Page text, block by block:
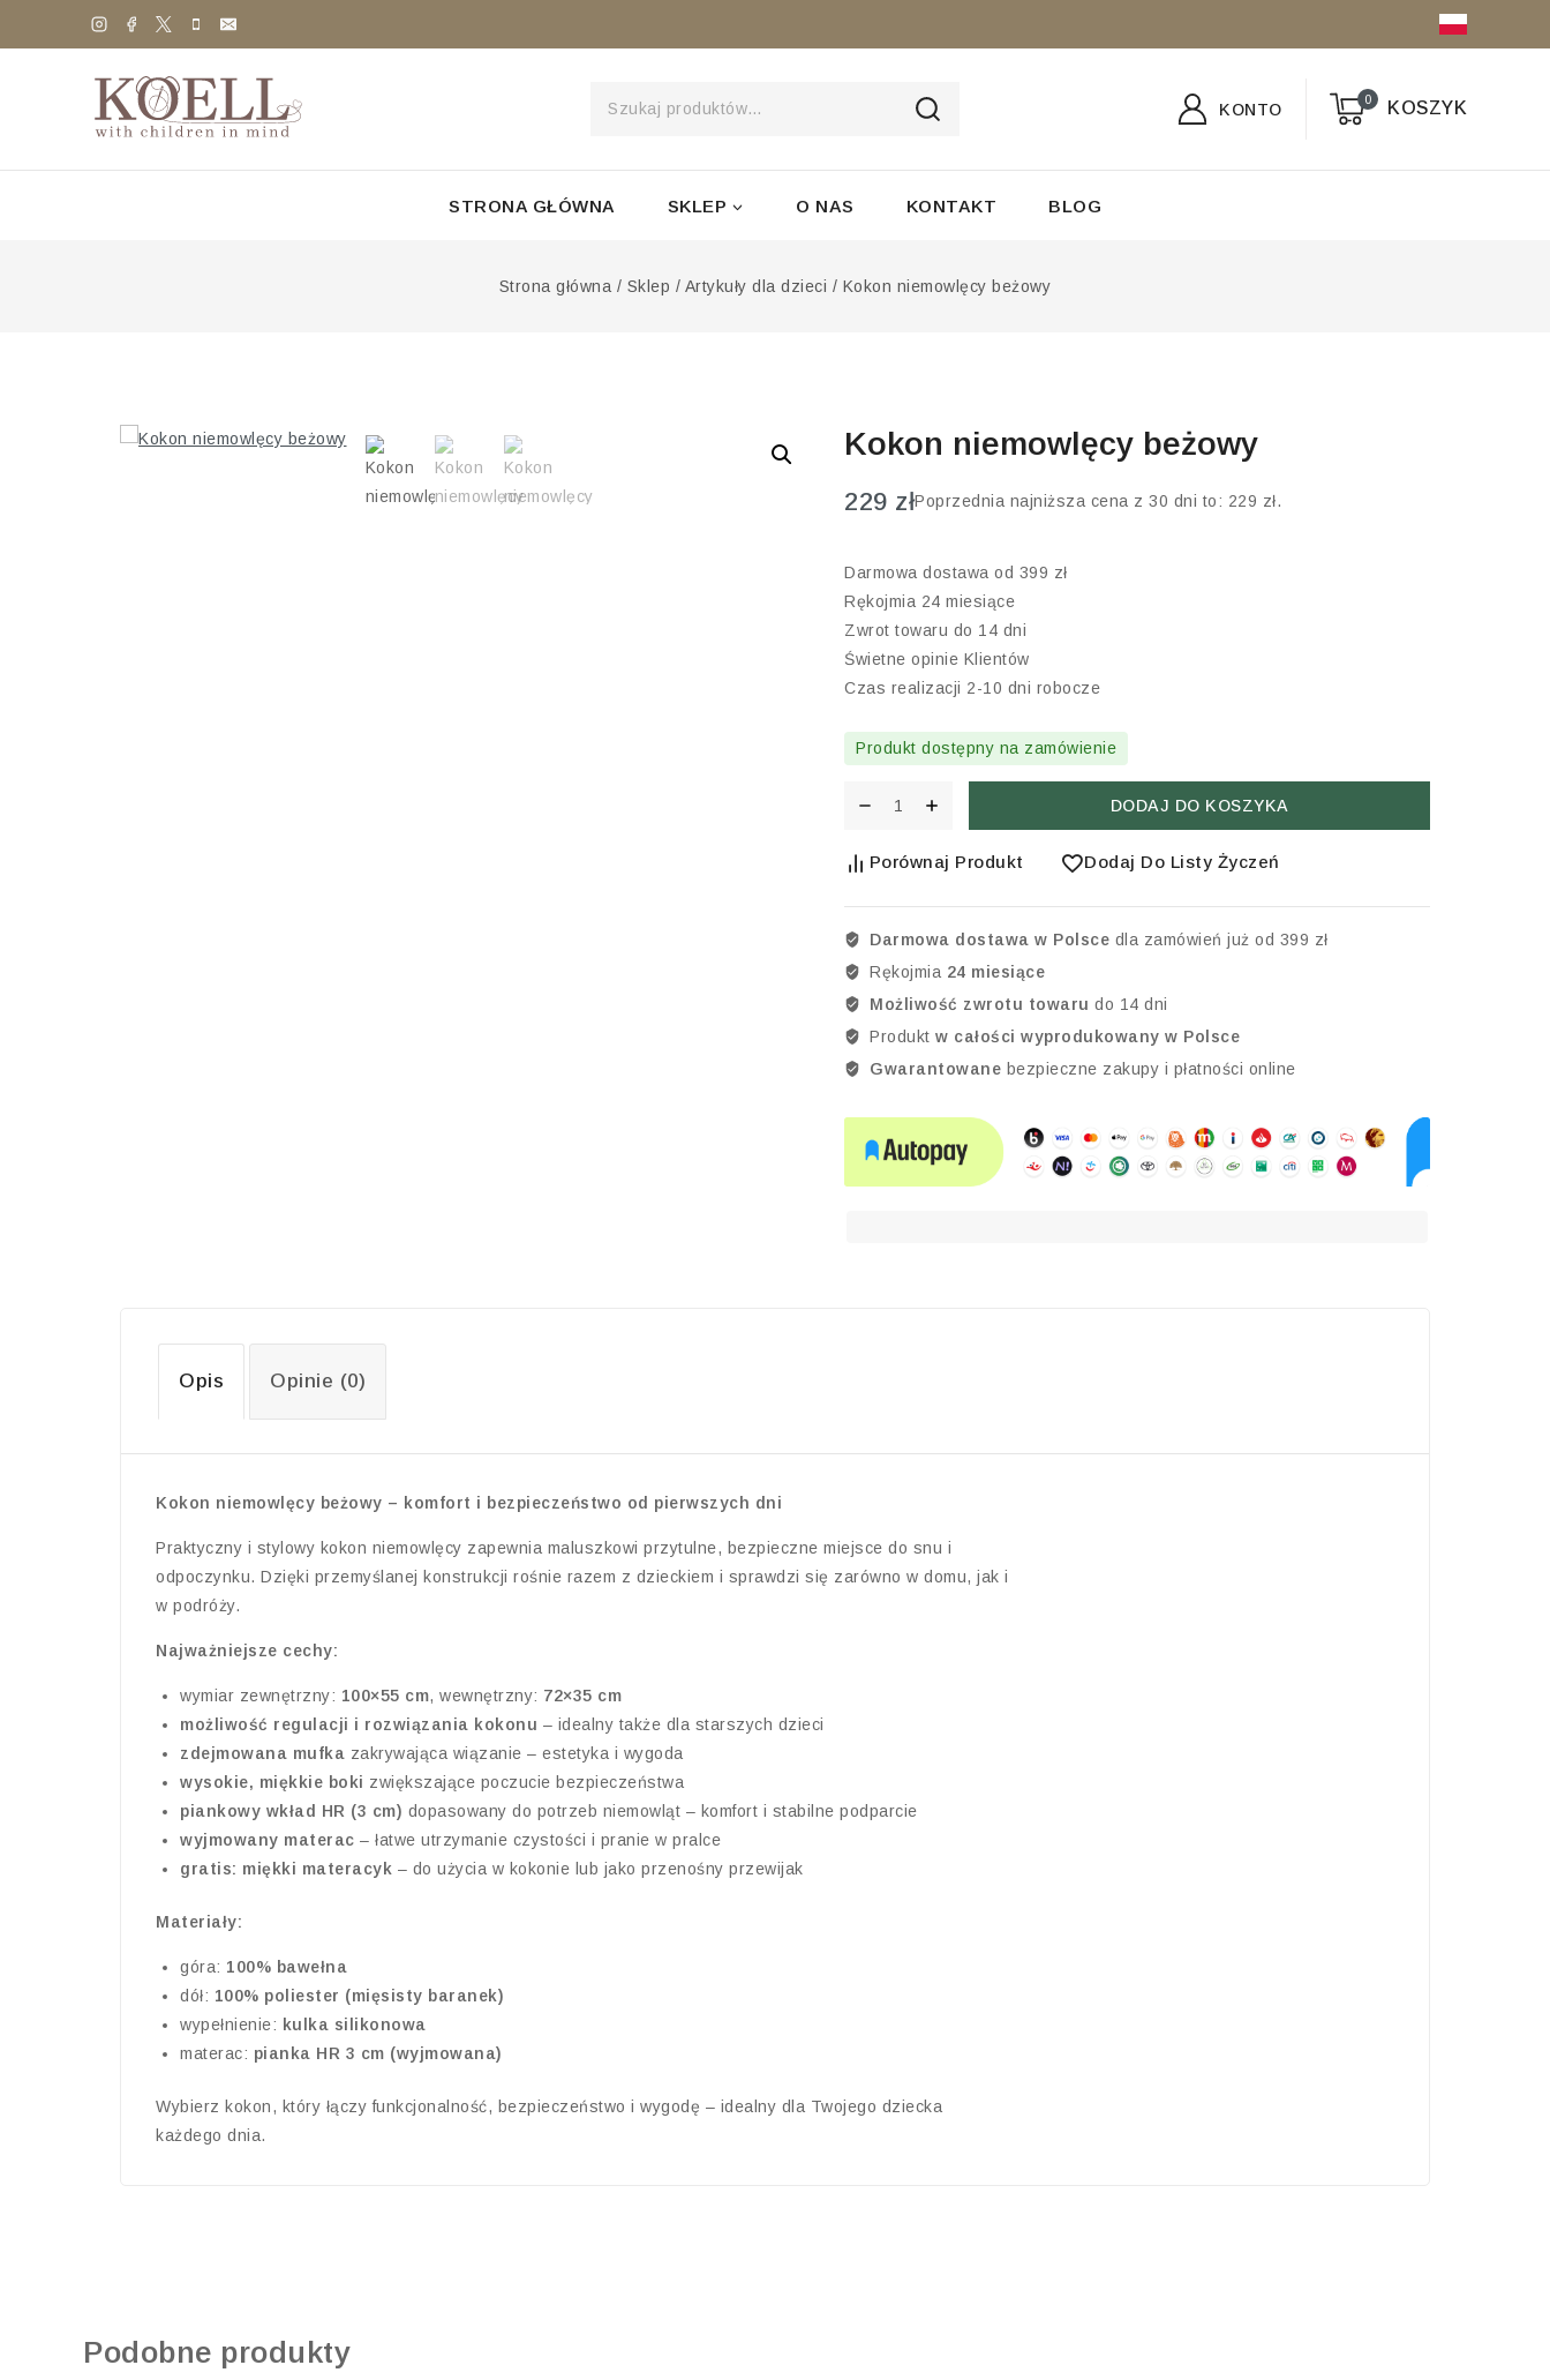
SZUKAJ KONTO
0 KOSZYK
STRONA GŁÓWNA SKLEP O NAS KONTAKT BLOG
Strona główna / Sklep / Artykuły dla dzieci / Kokon niemowlęcy beżowy
Kokon niemowlęcy beżowy
229 złPoprzednia najniższa cena z 30 dni to: 229 zł.
Darmowa dostawa od 399 zł
Rękojmia 24 miesiące
Zwrot towaru do 14 dni
Świetne opinie Klientów
Czas realizacji 2-10 dni robocze
Produkt dostępny na zamówienie
DODAJ DO KOSZYKA
Porównaj Produkt Dodaj Do Listy Życzeń
Darmowa dostawa w Polsce dla zamówień już od 399 zł
Rękojmia 24 miesiące
Możliwość zwrotu towaru do 14 dni
Produkt w całości wyprodukowany w Polsce
Gwarantowane bezpieczne zakupy i płatności online
Opis Opinie (0)
Kokon niemowlęcy beżowy – komfort i bezpieczeństwo od pierwszych dni
Praktyczny i stylowy kokon niemowlęcy zapewnia maluszkowi przytulne, bezpieczne miejsce do snu i
odpoczynku. Dzięki przemyślanej konstrukcji rośnie razem z dzieckiem i sprawdzi się zarówno w domu, jak i
w podróży.
Najważniejsze cechy:
wymiar zewnętrzny: 100×55 cm, wewnętrzny: 72×35 cm
możliwość regulacji i rozwiązania kokonu – idealny także dla starszych dzieci
zdejmowana mufka zakrywająca wiązanie – estetyka i wygoda
wysokie, miękkie boki zwiększające poczucie bezpieczeństwa
piankowy wkład HR (3 cm) dopasowany do potrzeb niemowląt – komfort i stabilne podparcie
wyjmowany materac – łatwe utrzymanie czystości i pranie w pralce
gratis: miękki materacyk – do użycia w kokonie lub jako przenośny przewijak
Materiały:
góra: 100% bawełna
dół: 100% poliester (mięsisty baranek)
wypełnienie: kulka silikonowa
materac: pianka HR 3 cm (wyjmowana)
Wybierz kokon, który łączy funkcjonalność, bezpieczeństwo i wygodę – idealny dla Twojego dziecka
każdego dnia.
Podobne produkty